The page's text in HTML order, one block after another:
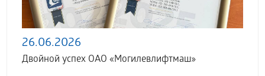
26.06.2026
Двойной успех ОАО «Могилевлифтмаш»